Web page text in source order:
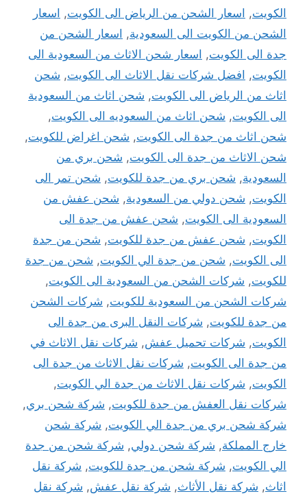
الكويت, اسعار الشحن من الرياض الى الكويت, اسعار
الشحن من الكويت الى السعودية, اسعار الشحن من
جدة الى الكويت, اسعار شحن الاثاث من السعودية الى
الكويت, افضل شركات نقل الاثاث الى الكويت, شحن
اثاث من الرياض الى الكويت, شحن اثاث من السعودية
الى الكويت, شحن اثاث من السعوديه الى الكويت,
شحن اثاث من جدة الى الكويت, شحن اغراض للكويت,
شحن الاثاث من جدة الى الكويت, شحن بري من
السعودية, شحن بري من جدة للكويت, شحن تمر الى
الكويت, شحن دولي من السعودية, شحن عفش من
السعودية الى الكويت, شحن عفش من جدة الى
الكويت, شحن عفش من جدة للكويت, شحن من جدة
الى الكويت, شحن من جدة الي الكويت, شحن من جدة
للكويت, شركات الشحن من السعودية الى الكويت,
شركات الشحن من السعودية للكويت, شركات الشحن
من جدة للكويت, شركات النقل البرى من جدة الى
الكويت, شركات تحميل عفش, شركات نقل الاثاث في
من جدة الى الكويت, شركات نقل الاثاث من جدة الى
الكويت, شركات نقل الاثاث من جدة الي الكويت,
شركات نقل العفش من جدة للكويت, شركة شحن بري,
شركة شحن بري من جدة الي الكويت, شركة شحن
خارج المملكة, شركة شحن دولي, شركة شحن من جدة
الي الكويت, شركة شحن من جدة للكويت, شركة نقل
اثاث, شركة نقل الأثاث, شركة نقل عفش, شركة نقل